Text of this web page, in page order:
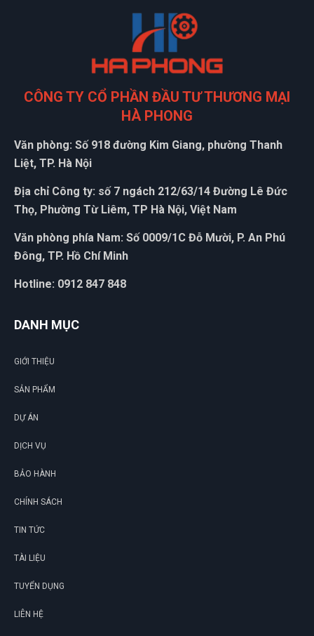
CÔNG TY CỔ PHẦN ĐẦU TƯ THƯƠNG MẠI
HÀ PHONG
Văn phòng: Số 918 đường Kim Giang, phường Thanh
Liệt, TP. Hà Nội
Địa chỉ Công ty: số 7 ngách 212/63/14 Đường Lê Đức
Thọ, Phường Từ Liêm, TP Hà Nội, Việt Nam
Văn phòng phía Nam: Số 0009/1C Đỗ Mười, P. An Phú
Đông, TP. Hồ Chí Minh
Hotline: 0912 847 848
DANH MỤC
GIỚI THIỆU
SẢN PHẨM
DỰ ÁN
DỊCH VỤ
BẢO HÀNH
CHÍNH SÁCH
TIN TỨC
TÀI LIỆU
TUYỂN DỤNG
LIÊN HỆ